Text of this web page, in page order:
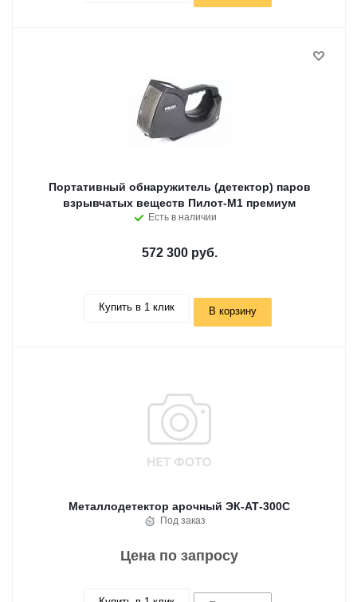
Портативный обнаружитель (детектор) паров
взрывчатых веществ Пилот-М1 премиум
Есть в наличии
572 300 руб.
Купить в 1 клик В корзину
Металлодетектор арочный ЭК-АТ-300С
Под заказ
Цена по запросу